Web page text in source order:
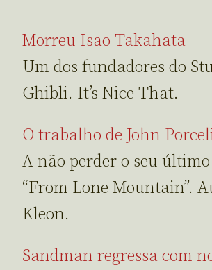
Morreu Isao Takahata
Um dos fundadores do
Ghibli. It’s Nice That.
O trabalho de John
A não perder o seu
“From Lone Mountain”.
Kleon.
Sandman regressa com